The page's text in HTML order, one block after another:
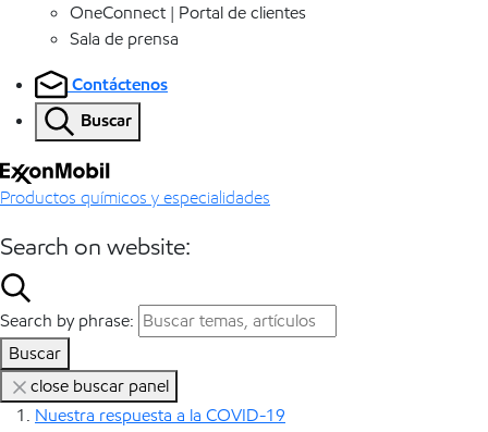
OneConnect | Portal de clientes
Sala de prensa
Contáctenos
Buscar
Productos químicos y especialidades
Search on website:
Search by phrase:
Buscar
close buscar panel
Nuestra respuesta a la COVID-19